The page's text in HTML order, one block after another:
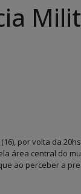
por volta da
área central do
ao perceber a